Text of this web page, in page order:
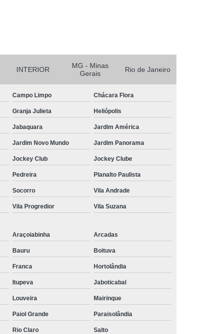
INTERIOR
MG - Minas
Gerais
Rio de Janeiro
Campo Limpo Chácara Flora
Granja Julieta Heliópolis
Jabaquara Jardim América
Jardim Novo Mundo Jardim Panorama
Jockey Club Jockey Clube
Pedreira Planalto Paulista
Socorro Vila Andrade
Vila Progredior Vila Suzana
Araçoiabinha Arcadas
Bauru Boituva
Franca Hortolândia
Itupeva Jaboticabal
Louveira Mairinque
Paiol Grande Paraisolândia
Rio Claro Salto